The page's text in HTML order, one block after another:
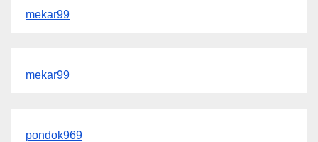
mekar99
mekar99
pondok969